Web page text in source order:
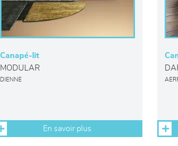
Canapé-lit
MODULAR
DIENNE
En savoir plus